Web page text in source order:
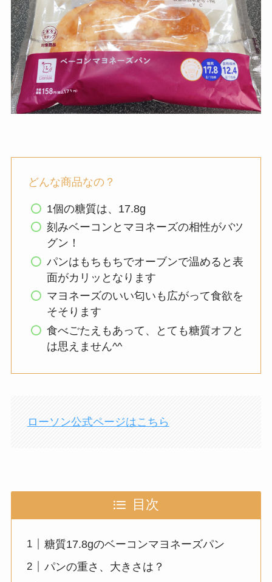
どんな商品なの？
1個の糖質は、17.8g
刻みベーコンとマヨネーズの相性がバツ
グン！
パンはもちもちでオーブンで温めると表
面がカリッとなります
マヨネーズのいい匂いも広がって食欲を
そそります
食べごたえもあって、とても糖質オフと
は思えません^^
ローソン公式ページはこちら
目次
糖質17.8gのベーコンマヨネーズパン
パンの重さ、大きさは？